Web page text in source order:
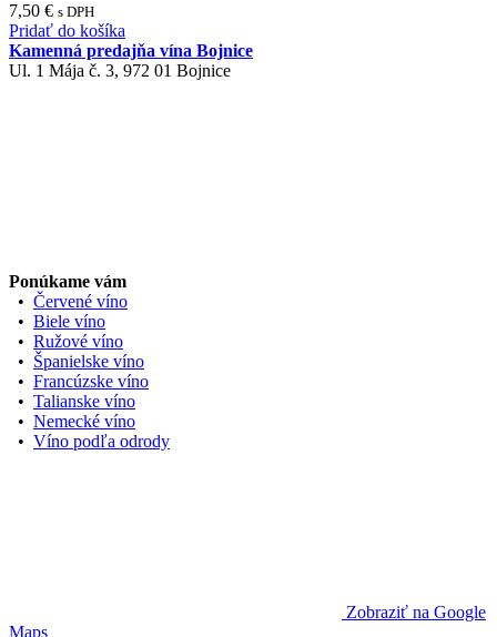
7,50 € s DPH
Pridať do košíka
Kamenná predajňa vína Bojnice
Ul. 1 Mája č. 3, 972 01 Bojnice
Ponúkame vám
• Červené víno
• Biele víno
• Ružové víno
• Španielske víno
• Francúzske víno
• Talianske víno
• Nemecké víno
• Víno podľa odrody
Zobraziť na Google
Maps